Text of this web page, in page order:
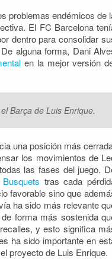
problemas endémicos de
El FC Barcelona
dentro para consolidar
alguna forma, Dani
en la mejor versión
Barça de Luis Enrique.
una posición más
los movimientos de
las fases del juego.
tras cada
favorable sino que
ha sido más relevante
forma más sostenida
y esto significa
ha sido importante en
proyecto de Luis Enrique.